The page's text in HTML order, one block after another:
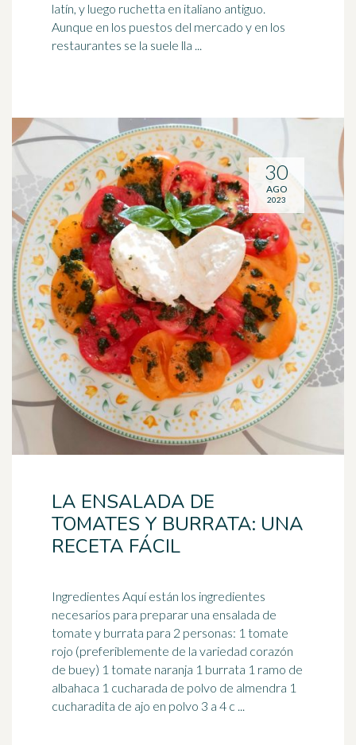
latín, y luego ruchetta en italiano antiguo.
Aunque en los puestos del mercado y en los
restaurantes se la suele lla ...
LA ENSALADA DE
TOMATES Y BURRATA: UNA
RECETA FÁCIL
Ingredientes Aquí están los ingredientes
necesarios para preparar una ensalada de
tomate y burrata para 2 personas: 1 tomate
rojo (preferiblemente de la variedad corazón
de buey) 1 tomate naranja 1 burrata 1 ramo de
albahaca 1 cucharada de polvo de almendra 1
cucharadita de ajo en polvo 3 a 4 c ...
30
AGO
2023